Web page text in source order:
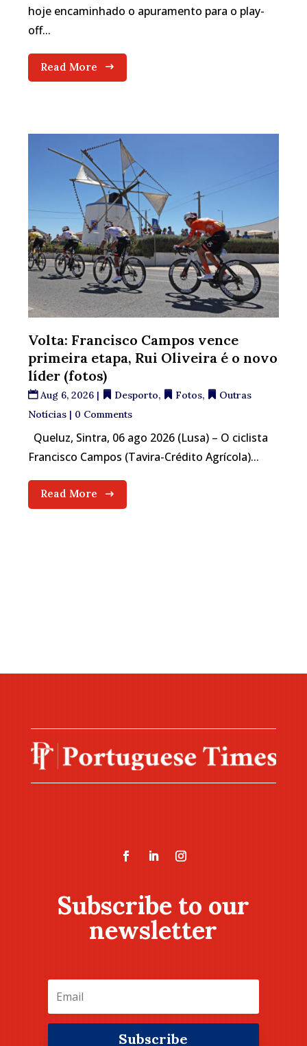
hoje encaminhado o apuramento para o play-
off...
Read More
Volta: Francisco Campos vence
primeira etapa, Rui Oliveira é o novo
líder (fotos)
Aug 6, 2026 | Desporto, Fotos,
Outras
Notícias | 0 Comments
Queluz, Sintra, 06 ago 2026 (Lusa) – O ciclista
Francisco Campos (Tavira-Crédito Agrícola)...
Read More
Subscribe to our
newsletter
Subscribe